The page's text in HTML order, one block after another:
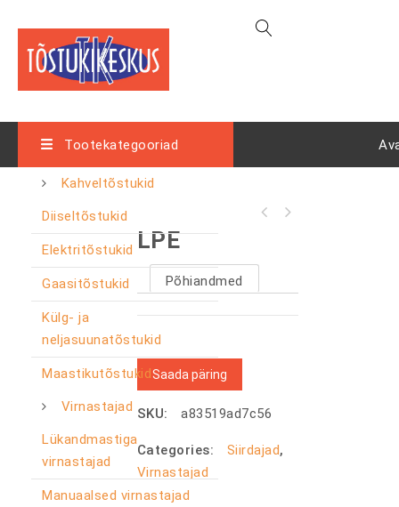
Tootekategooriad
Kahveltõstukid
Diiseltõstukid
Elektritõstukid
Gaasitõstukid
Külg- ja
neljasuunatõstukid
Maastikutõstukid
Virnastajad
Lükandmastiga
virnastajad
Manuaalsed virnastajad
LPE
Põhiandmed
Saada päring
SKU: a83519ad7c56
Categories: Siirdajad,
Virnastajad